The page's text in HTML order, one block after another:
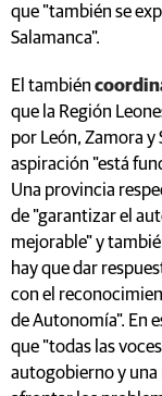
que "también se
Salamanca".
El también
que la Región
por León, Zamora y
aspiración "está
Una provincia
de "garantizar el
mejorable" y
hay que dar
con el
de Autonomía". En
que "todas las
autogobierno y una